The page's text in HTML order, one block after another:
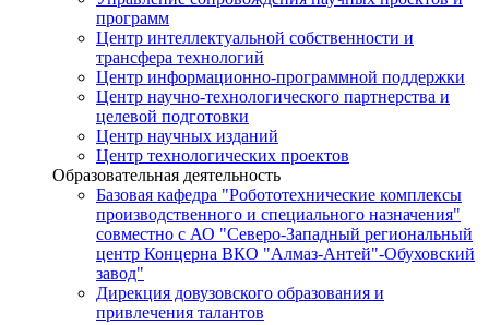
программ
Центр интеллектуальной собственности и
трансфера технологий
Центр информационно-программной поддержки
Центр научно-технологического партнерства и
целевой подготовки
Центр научных изданий
Центр технологических проектов
Образовательная деятельность
Базовая кафедра "Робототехнические комплексы
производственного и специального назначения"
совместно с АО "Северо-Западный региональный
центр Концерна ВКО "Алмаз-Антей"-Обуховский
завод"
Дирекция довузовского образования и
привлечения талантов